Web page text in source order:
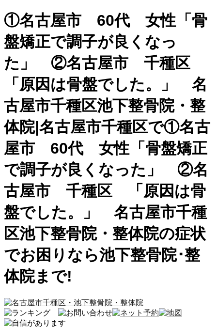
①名古屋市 60代 女性「骨
盤矯正で調子が良くなっ
た」 ②名古屋市 千種区
「原因は骨盤でした。」 名
古屋市千種区池下整骨院・整
体院|名古屋市千種区で①名古
屋市 60代 女性「骨盤矯正
で調子が良くなった」 ②名
古屋市 千種区 「原因は骨
盤でした。」 名古屋市千種
区池下整骨院・整体院の症状
でお困りなら池下整骨院･整
体院まで!